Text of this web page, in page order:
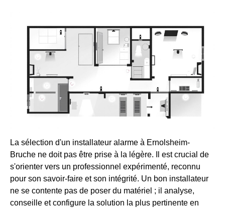
La sélection d'un installateur alarme à Ernolsheim-
Bruche ne doit pas être prise à la légère. Il est crucial de
s'orienter vers un professionnel expérimenté, reconnu
pour son savoir-faire et son intégrité. Un bon installateur
ne se contente pas de poser du matériel ; il analyse,
conseille et configure la solution la plus pertinente en